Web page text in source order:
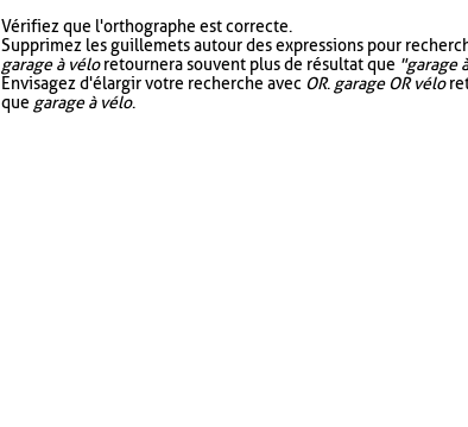
Vérifiez que l'orthographe est correcte.
Supprimez les guillemets autour des expressions pour
garage à véloretournera souvent plus de résultat que "garage
Envisagez d'élargir votre recherche avec OR. garage OR vélo
que garage à vélo.